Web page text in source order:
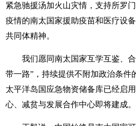
紧急驰援汤加火山灾情，支持所罗
疫情的南太国家援助疫苗和医疗设
共同体精神。
我们愿同南太国家互学互鉴、
带一路”，持续提供不附加政治条
太平洋岛国应急物资储备库已经启
心、减贫与发展合作中心即将建成。